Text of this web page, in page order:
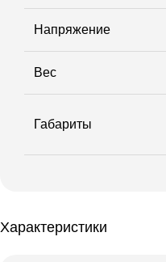
Напряжение
Вес
Габариты
Характеристики